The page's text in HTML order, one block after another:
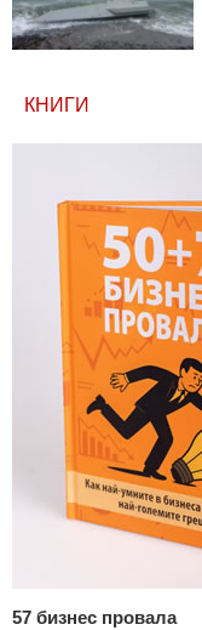
КНИГИ
57 бизнес провала